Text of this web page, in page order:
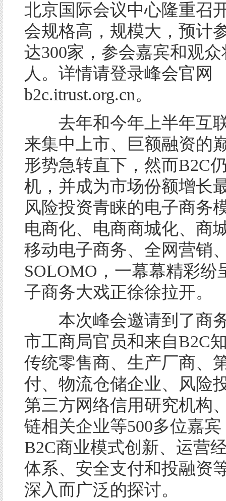
北京国际会议中心隆重召
会规格高，规模大，预计
达300家，参会嘉宾和观众
人。详情请登录峰会官网
b2c.itrust.org.cn。
去年和今年上半年互
来集中上市、巨额融资的
形势急转直下，然而B2C
机，并成为市场份额增长
风险投资青睐的电子商务
电商化、电商商城化、商
移动电子商务、全网营销
SOLOMO，一幕幕精彩纷
子商务大戏正徐徐拉开。
本次峰会邀请到了商
市工商局官员和来自B2C
传统零售商、生产厂商、
付、物流仓储企业、风险
第三方网络信用研究机构
链相关企业等500多位嘉
B2C商业模式创新、运营
体系、安全支付和投融资
深入而广泛的探讨。